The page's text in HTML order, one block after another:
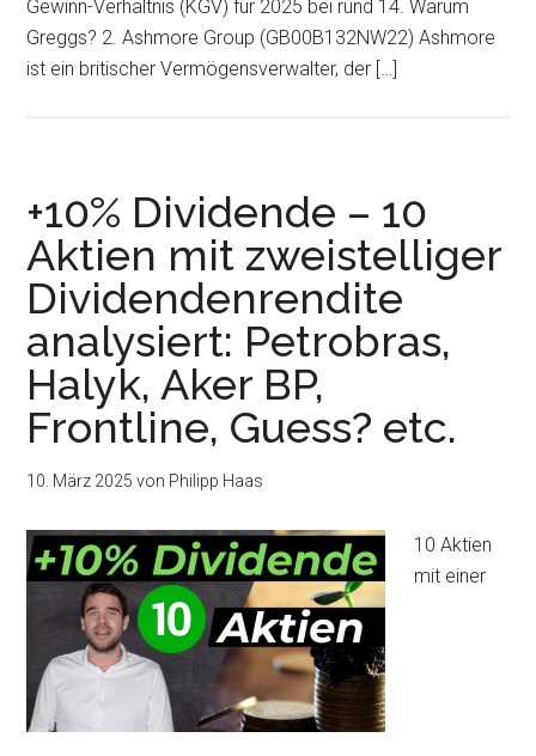
Gewinn-Verhältnis (KGV) für 2025 bei rund 14. Warum
Greggs? 2. Ashmore Group (GB00B132NW22) Ashmore
ist ein britischer Vermögensverwalter, der […]
+10% Dividende – 10
Aktien mit zweistelliger
Dividendenrendite
analysiert: Petrobras,
Halyk, Aker BP,
Frontline, Guess? etc.
10. März 2025 von Philipp Haas
10 Aktien
mit einer